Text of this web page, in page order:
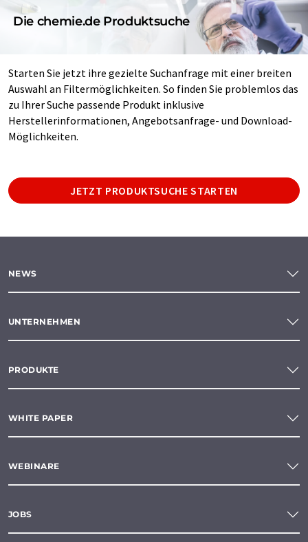
Die chemie.de Produktsuche
Starten Sie jetzt ihre gezielte Suchanfrage mit einer breiten
Auswahl an Filtermöglichkeiten. So finden Sie problemlos das
zu Ihrer Suche passende Produkt inklusive
Herstellerinformationen, Angebotsanfrage- und Download-
Möglichkeiten.
JETZT PRODUKTSUCHE STARTEN
NEWS
UNTERNEHMEN
PRODUKTE
WHITE PAPER
WEBINARE
JOBS